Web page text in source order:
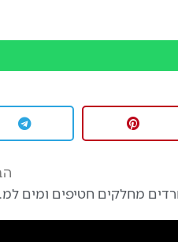
הפגנה